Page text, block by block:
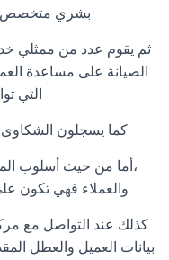
بشري متخصص
ثم يقوم عدد من ممثلي
الصيانة على مساعدة
التي
كما يسجلون الشكاوى
،أما من حيث أسلوب
والعملاء فهي تكون
كذلك عند التواصل مع
بيانات العميل والعطل